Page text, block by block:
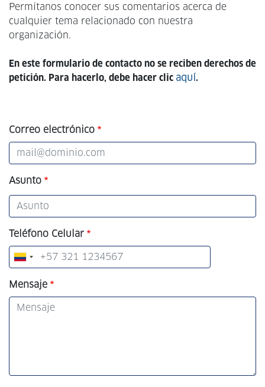
Permítanos conocer sus comentarios acerca de
cualquier tema relacionado con nuestra
organización.
En este formulario de contacto no se reciben derechos de
petición. Para hacerlo, debe hacer clic aquí.
Correo electrónico
Asunto
Teléfono Celular
Mensaje